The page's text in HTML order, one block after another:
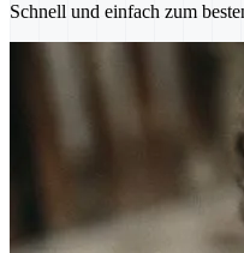
Schnell und einfach zum